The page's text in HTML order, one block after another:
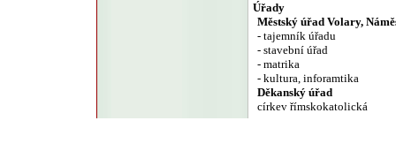
Úřady
Městský úřad Volary,
- tajemník úřadu
- stavební úřad
- matrika
- kultura, inforamtika
Děkanský úřad
církev římskokatolická